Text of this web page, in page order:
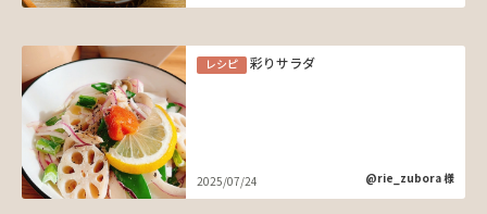
レシピ 彩りサラダ
2025/07/24 @rie_zubora 様